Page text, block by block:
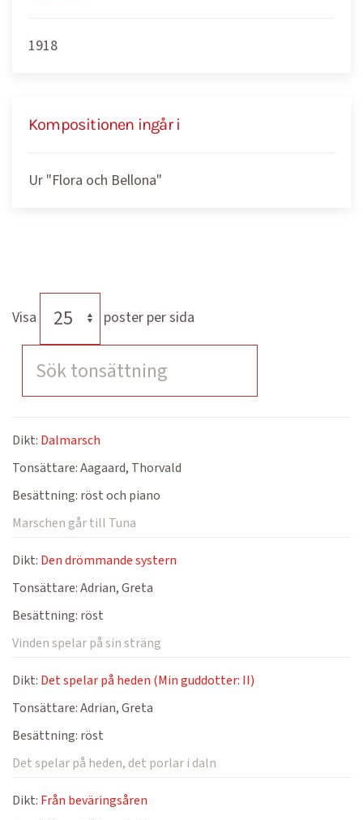
1918
Kompositionen ingår i
Ur "Flora och Bellona"
Visa poster per sida
Dikt: Dalmarsch
Tonsättare:Aagaard, Thorvald
Besättning: röst och piano
Marschen går till Tuna
Dikt: Den drömmande systern
Tonsättare:Adrian, Greta
Besättning: röst
Vinden spelar på sin sträng
Dikt: Det spelar på heden (Min guddotter: II)
Tonsättare:Adrian, Greta
Besättning: röst
Det spelar på heden, det porlar i daln
Dikt: Från beväringsåren